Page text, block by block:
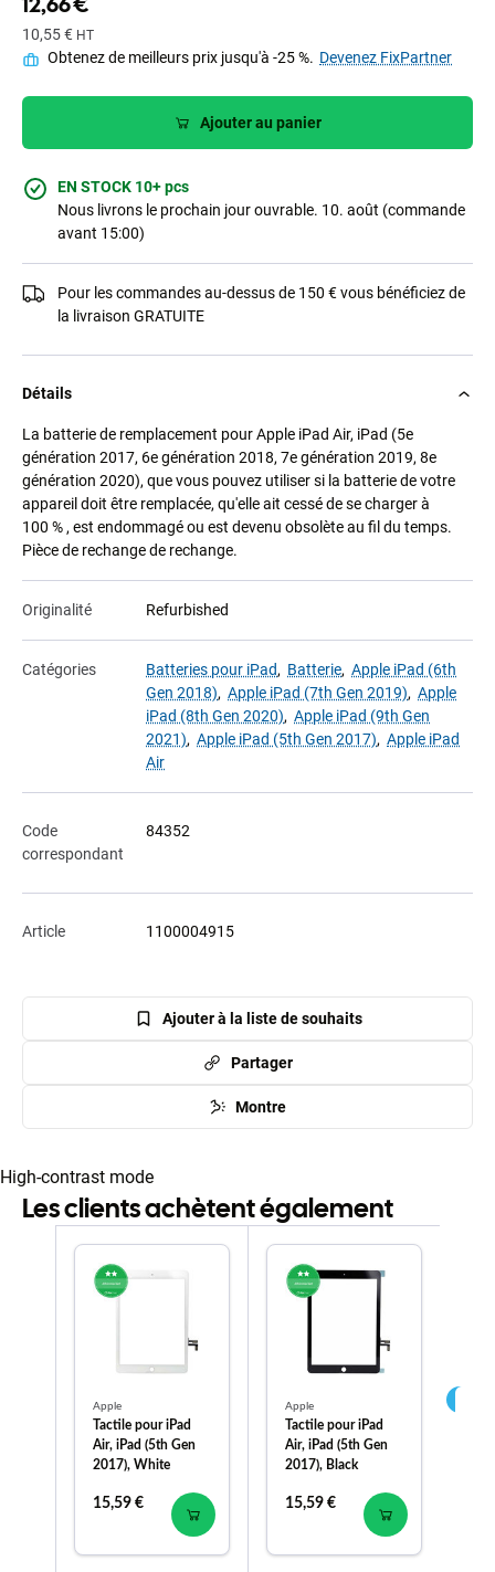
10,55 € HT
Obtenez de meilleurs prix jusqu'à -25 %. Devenez FixPartner
Ajouter au panier
EN STOCK 10+ pcs
Nous livrons le prochain jour ouvrable. 10. août (commande
avant 15:00)
Pour les commandes au-dessus de 150 € vous bénéficiez de
la livraison GRATUITE
Détails
La batterie de remplacement pour Apple iPad Air, iPad (5e
génération 2017, 6e génération 2018, 7e génération 2019, 8e
génération 2020), que vous pouvez utiliser si la batterie de votre
appareil doit être remplacée, qu'elle ait cessé de se charger à
100 % , est endommagé ou est devenu obsolète au fil du temps.
Pièce de rechange de rechange.
Originalité Refurbished
Catégories Batteries pour iPad, Batterie, Apple iPad (6th
Gen 2018), Apple iPad (7th Gen 2019), Apple
iPad (8th Gen 2020), Apple iPad (9th Gen
2021), Apple iPad (5th Gen 2017), Apple iPad
Air
Code
correspondant
84352
Article 1100004915
Ajouter à la liste de souhaits
Partager
Montre
High-contrast mode
Les clients achètent également
Apple
Tactile pour iPad
Air, iPad (5th Gen
2017), White
15,59 €
Apple
Tactile pour iPad
Air, iPad (5th Gen
2017), Black
15,59 €